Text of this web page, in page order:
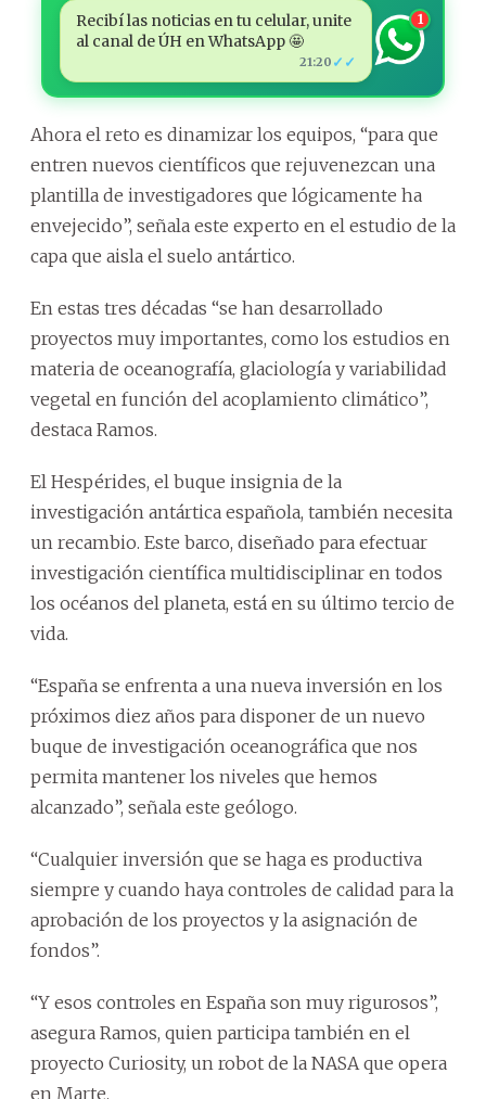
Recibí las noticias en tu celular, unite
al canal de ÚH en WhatsApp 🤩
21:20 ✓✓
1
Ahora el reto es dinamizar los equipos, “para que
entren nuevos científicos que rejuvenezcan una
plantilla de investigadores que lógicamente ha
envejecido”, señala este experto en el estudio de la
capa que aisla el suelo antártico.
En estas tres décadas “se han desarrollado
proyectos muy importantes, como los estudios en
materia de oceanografía, glaciología y variabilidad
vegetal en función del acoplamiento climático”,
destaca Ramos.
El Hespérides, el buque insignia de la
investigación antártica española, también necesita
un recambio. Este barco, diseñado para efectuar
investigación científica multidisciplinar en todos
los océanos del planeta, está en su último tercio de
vida.
“España se enfrenta a una nueva inversión en los
próximos diez años para disponer de un nuevo
buque de investigación oceanográfica que nos
permita mantener los niveles que hemos
alcanzado”, señala este geólogo.
“Cualquier inversión que se haga es productiva
siempre y cuando haya controles de calidad para la
aprobación de los proyectos y la asignación de
fondos”.
“Y esos controles en España son muy rigurosos”,
asegura Ramos, quien participa también en el
proyecto Curiosity, un robot de la NASA que opera
en Marte.